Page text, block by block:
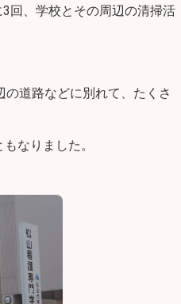
回、学校とその周辺の清掃活
道路などに別れて、たくさ
なりました。